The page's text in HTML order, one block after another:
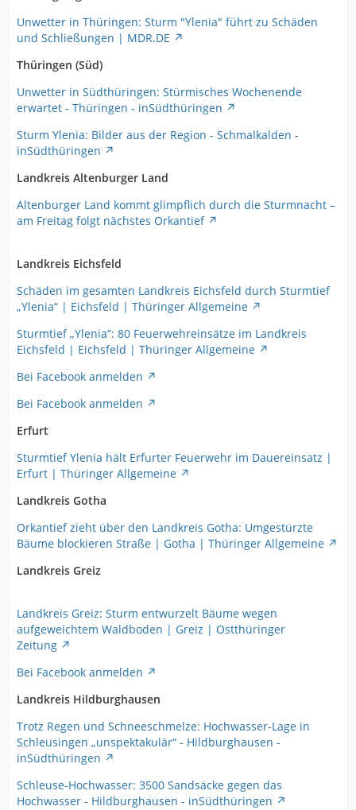
Unwetter in Thüringen: Sturm "Ylenia" führt zu Schäden
und Schließungen | MDR.DE
Thüringen (Süd)
Unwetter in Südthüringen: Stürmisches Wochenende
erwartet - Thüringen - inSüdthüringen
Sturm Ylenia: Bilder aus der Region - Schmalkalden -
inSüdthüringen
Landkreis Altenburger Land
Altenburger Land kommt glimpflich durch die Sturmnacht –
am Freitag folgt nächstes Orkantief
Landkreis Eichsfeld
Schäden im gesamten Landkreis Eichsfeld durch Sturmtief
„Ylenia“ | Eichsfeld | Thüringer Allgemeine
Sturmtief „Ylenia“: 80 Feuerwehreinsätze im Landkreis
Eichsfeld | Eichsfeld | Thüringer Allgemeine
Bei Facebook anmelden
Bei Facebook anmelden
Erfurt
Sturmtief Ylenia hält Erfurter Feuerwehr im Dauereinsatz |
Erfurt | Thüringer Allgemeine
Landkreis Gotha
Orkantief zieht über den Landkreis Gotha: Umgestürzte
Bäume blockieren Straße | Gotha | Thüringer Allgemeine
Landkreis Greiz
Landkreis Greiz: Sturm entwurzelt Bäume wegen
aufgeweichtem Waldboden | Greiz | Ostthüringer
Zeitung
Bei Facebook anmelden
Landkreis Hildburghausen
Trotz Regen und Schneeschmelze: Hochwasser-Lage in
Schleusingen „unspektakulär“ - Hildburghausen -
inSüdthüringen
Schleuse-Hochwasser: 3500 Sandsäcke gegen das
Hochwasser - Hildburghausen - inSüdthüringen